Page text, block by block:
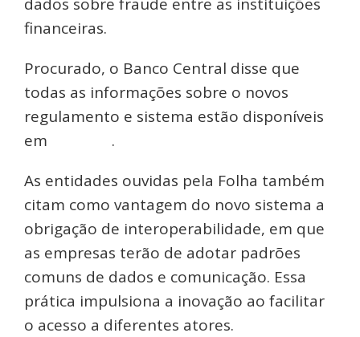
financeiras.
Procurado, o Banco Central disse que
todas as informações sobre o novos
regulamento e sistema estão disponíveis
em
.
As entidades ouvidas pela Folha também
citam como vantagem do novo sistema a
obrigação de interoperabilidade, em que
as empresas terão de adotar padrões
comuns de dados e comunicação. Essa
prática impulsiona a inovação ao facilitar
o acesso a diferentes atores.